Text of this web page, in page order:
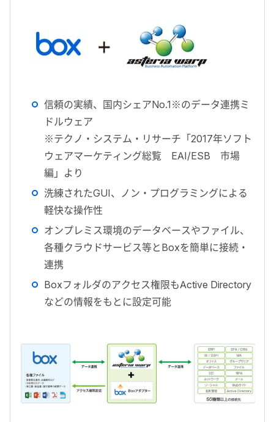
信頼の実績、国内シェアNo.1※のデータ連携ミ
ドルウェア
※テクノ・システム・リサーチ「2017年ソフト
ウェアマーケティング総覧 EAI/ESB 市場
編」より
洗練されたGUI、ノン・プログラミングによる
軽快な操作性
オンプレミス環境のデータベースやファイル、
各種クラウドサービス等とBoxを簡単に接続・
連携
Boxフォルダのアクセス権限もActive Directory
などの情報をもとに設定可能